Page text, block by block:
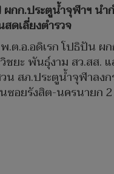
ผกก.ประตูน้ำจุฬาฯ น
ดเลี่ยงตำรวจ
.ต.อ.อดิเรก โปธิปัน
ชยะ พันธุ์งาม สว.สส.
สภ.ประตูน้ำจุฬาลง
ซอยรังสิต-นครนายก